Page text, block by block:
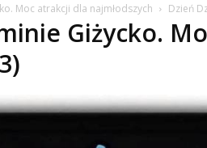
Moc atrakcji dla najmłodszych Dzień
Giżycko.